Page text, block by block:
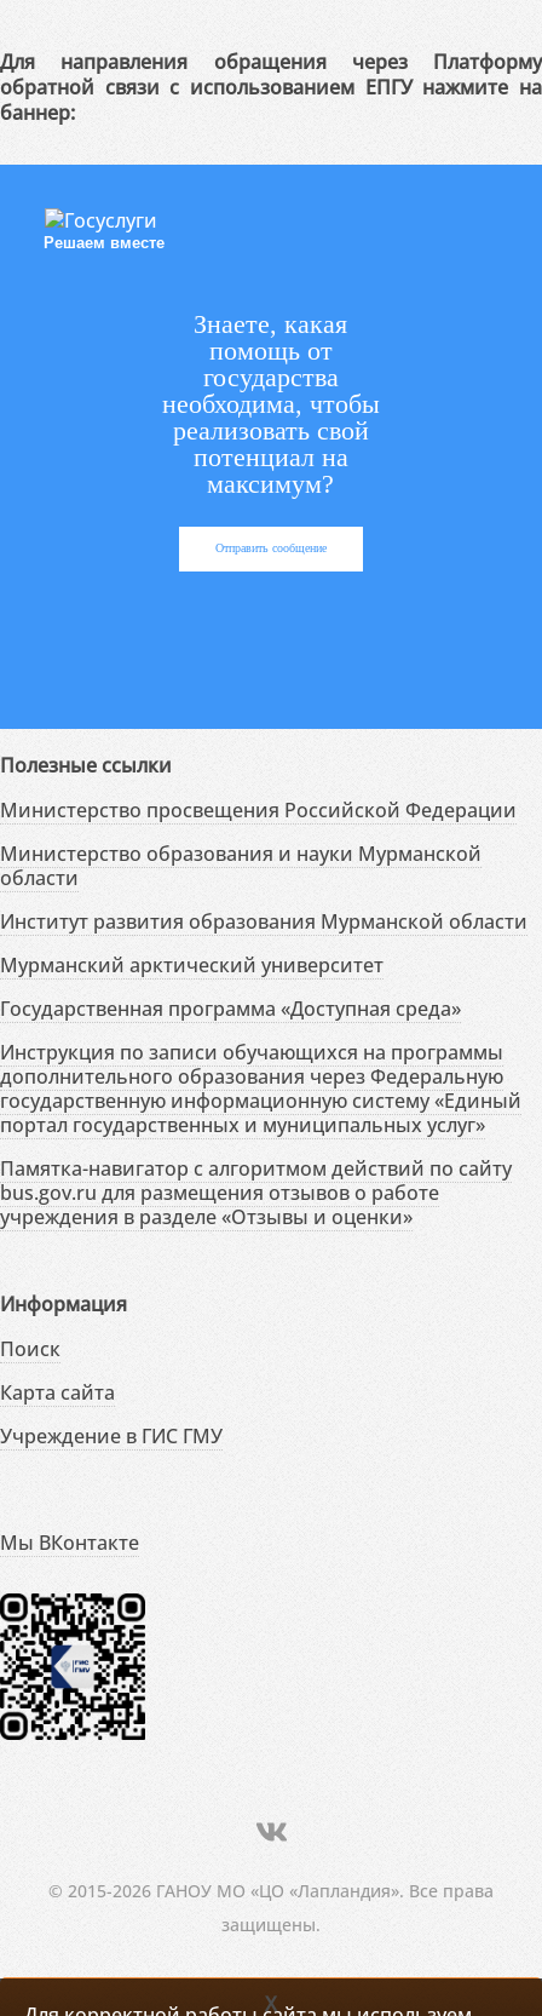
Для направления обращения через Платформу
обратной связи с использованием ЕПГУ нажмите на
баннер:
Решаем вместе
Знаете, какая
помощь от
государства
необходима, чтобы
реализовать свой
потенциал на
максимум?
Отправить сообщение
Полезные ссылки
Министерство просвещения Российской Федерации
Министерство образования и науки Мурманской
области
Институт развития образования Мурманской области
Мурманский арктический университет
Государственная программа «Доступная среда»
Инструкция по записи обучающихся на программы
дополнительного образования через Федеральную
государственную информационную систему «Единый
портал государственных и муниципальных услуг»
Памятка-навигатор с алгоритмом действий по сайту
bus.gov.ru для размещения отзывов о работе
учреждения в разделе «Отзывы и оценки»
Информация
Поиск
Карта сайта
Учреждение в ГИС ГМУ
Мы ВКонтакте
© 2015-2026 ГАНОУ МО «ЦО «Лапландия». Все права
защищены.
X